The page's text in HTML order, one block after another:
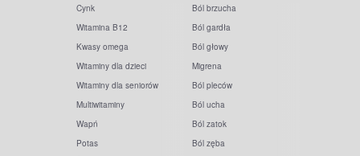
Cynk
Witamina B12
Kwasy omega
Witaminy dla dzieci
Witaminy dla seniorów
Multiwitaminy
Wapń
Potas
Ból brzucha
Ból gardła
Ból głowy
Migrena
Ból pleców
Ból ucha
Ból zatok
Ból zęba